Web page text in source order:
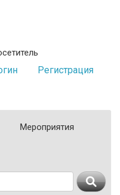
Регистрация
Мероприятия